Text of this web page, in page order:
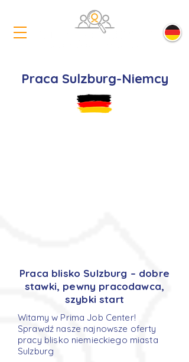
Praca Sulzburg-Niemcy
Praca blisko Sulzburg – dobre
stawki, pewny pracodawca,
szybki start
Witamy w Prima Job Center!
Sprawdź nasze najnowsze oferty
pracy blisko niemieckiego miasta
Sulzburg